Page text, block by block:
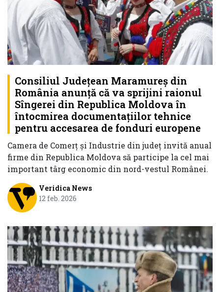
Consiliul Judeţean Maramureş din
România anunță că va sprijini raionul
Sîngerei din Republica Moldova în
întocmirea documentaţiilor tehnice
pentru accesarea de fonduri europene
Camera de Comerţ şi Industrie din județ invită anual
firme din Republica Moldova să participe la cel mai
important târg economic din nord-vestul Românei.
Veridica News
12 feb. 2026